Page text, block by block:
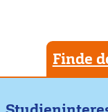
Finde